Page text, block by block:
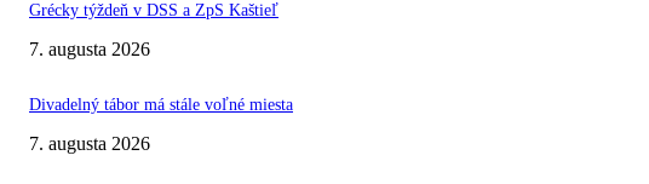
Grécky týždeň v DSS a ZpS Kaštieľ
7. augusta 2026
Divadelný tábor má stále voľné miesta
7. augusta 2026